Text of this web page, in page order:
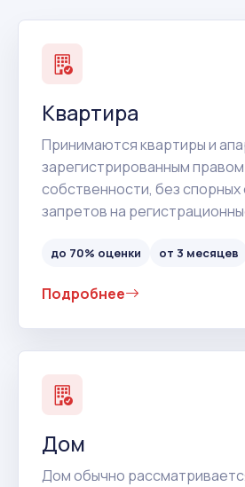
Квартира
Принимаются квартиры и
зарегистрированным правом
собственности, без
запретов на
до 70% оценки от 3 месяцев
Подробнее
Дом
Дом обычно